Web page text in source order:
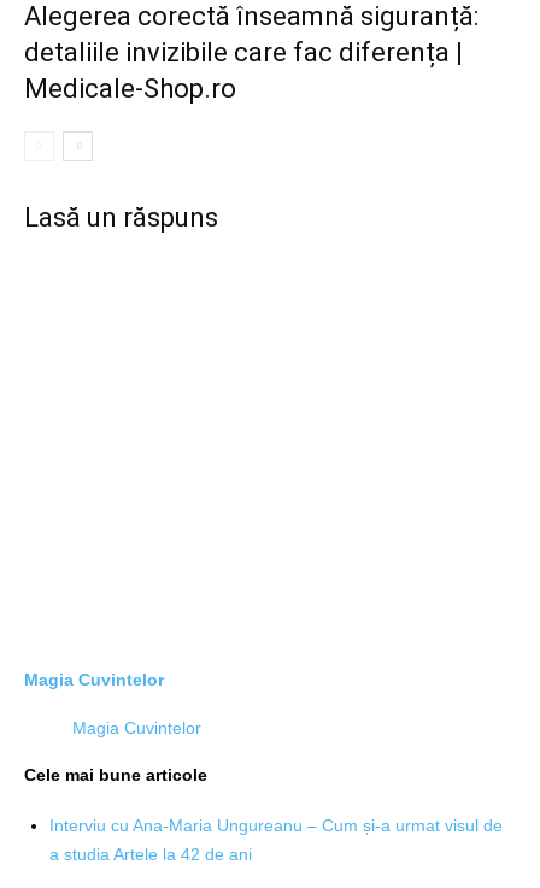
Alegerea corectă înseamnă siguranță:
detaliile invizibile care fac diferența |
Medicale-Shop.ro
Lasă un răspuns
Magia Cuvintelor
Magia Cuvintelor
Cele mai bune articole
Interviu cu Ana-Maria Ungureanu – Cum și-a urmat visul de
a studia Artele la 42 de ani